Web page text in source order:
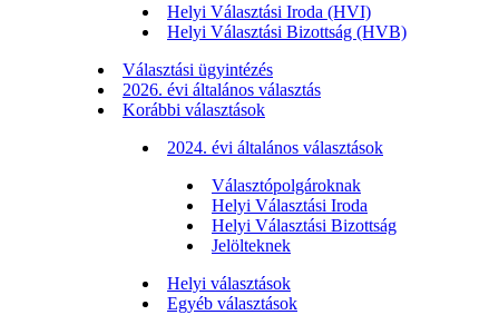
Helyi Választási Iroda (HVI)
Helyi Választási Bizottság (HVB)
Választási ügyintézés
2026. évi általános választás
Korábbi választások
2024. évi általános választások
Választópolgároknak
Helyi Választási Iroda
Helyi Választási Bizottság
Jelölteknek
Helyi választások
Egyéb választások